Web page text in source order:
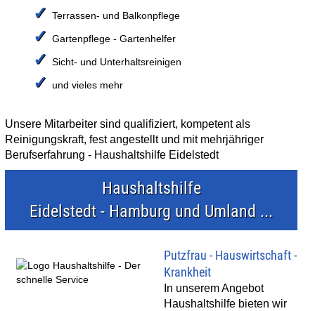
✓Terrassen- und Balkonpflege
✓Gartenpflege - Gartenhelfer
✓Sicht- und Unterhaltsreinigen
✓und vieles mehr
Unsere Mitarbeiter sind qualifiziert, kompetent als
Reinigungskraft, fest angestellt und mit mehrjähriger
Berufserfahrung - Haushaltshilfe Eidelstedt
Haushaltshilfe
Eidelstedt - Hamburg und Umland ...
Putzfrau - Hauswirtschaft -
Krankheit
In unserem Angebot
Haushaltshilfe bieten wir